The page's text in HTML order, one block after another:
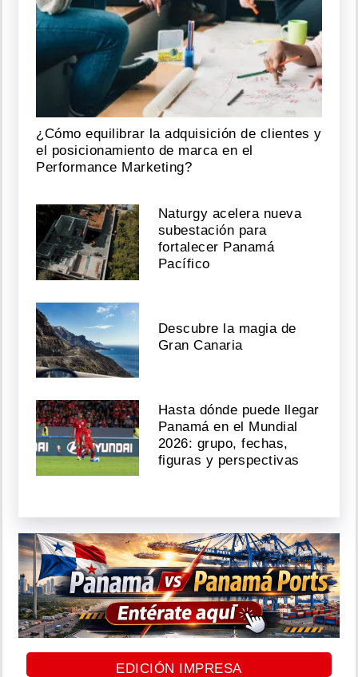
¿Cómo equilibrar la adquisición de clientes y
el posicionamiento de marca en el
Performance Marketing?
Naturgy acelera nueva
subestación para
fortalecer Panamá
Pacífico
Descubre la magia de
Gran Canaria
Hasta dónde puede llegar
Panamá en el Mundial
2026: grupo, fechas,
figuras y perspectivas
EDICIÓN IMPRESA